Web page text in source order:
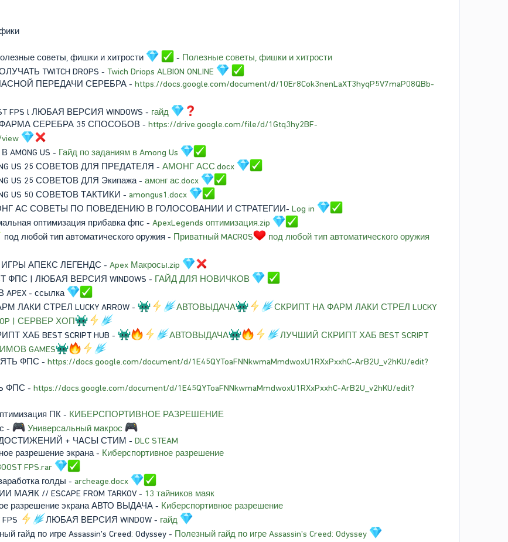
советы, фишки и хитрости - Полезные советы, фишки и хитрости
TWITCH DROPS - Twich Driops ALBION ONLINE
ПЕРЕДАЧИ СЕРЕБРА - https://docs.google.com/document/d/10Er8Cok3nenLaXT3hyqP5V7maP08QBb-
FPS l ЛЮБАЯ ВЕРСИЯ WINDOWS - гайд
СЕРЕБРА 35 СПОСОБОВ - https://drive.google.com/file/d/1Gtq3hy2BF-
view
US - Гайд по заданиям в Among Us
US 25 СОВЕТОВ ДЛЯ ПРЕДАТЕЛЯ - АМОНГ АСС.docx
US 25 СОВЕТОВ ДЛЯ Экипажа - амонг ас.docx
US 50 СОВЕТОВ ТАКТИКИ - amongus1.docx
АС СОВЕТЫ ПО ПОВЕДЕНИЮ В ГОЛОСОВАНИИ И СТРАТЕГИИ- Log in
оптимизация прибавка фпс - ApexLegends оптимизация.zip
под любой тип автоматического оружия - Приватный MACROS под любой тип автоматического оружия
АПЕКС ЛЕГЕНДС - Apex Макросы.zip
ФПС | ЛЮБАЯ ВЕРСИЯ WINDOWS - ГАЙД ДЛЯ НОВИЧКОВ
- ссылка
ЛАКИ СТРЕЛ LUCKY ARROW -
АВТОВЫДАЧА
СКРИПТ НА ФАРМ ЛАКИ СТРЕЛ LUCKY
| СЕРВЕР ХОП
ХАБ BEST SCRIPT HUB -
АВТОВЫДАЧА
ЛУЧШИЙ СКРИПТ ХАБ BEST SCRIPT
GAMES
ФПС - https://docs.google.com/document/d/1E45QYToaFNNkwmaMmdwoxU1RXxPxxhC-ArB2U_v2hKU/edit?
ФПС - https://docs.google.com/document/d/1E45QYToaFNNkwmaMmdwoxU1RXxPxxhC-ArB2U_v2hKU/edit?
ПК - КИБЕРСПОРТИВНОЕ РАЗРЕШЕНИЕ
-
Универсальный макрос
ДОСТИЖЕНИЙ + ЧАСЫ СТИМ - DLC STEAM
разрешение экрана - Киберспортивное разрешение
FPS.rar
голды - archeage.docx
// ESCAPE FROM TARKOV - 13 тайников маяк
разрешение экрана АВТО ВЫДАЧА - Киберспортивное разрешение
ЛЮБАЯ ВЕРСИЯ WINDOW - гайд
гайд по игре Assassin's Creed: Odyssey - Полезный гайд по игре Assassin's Creed: Odyssey